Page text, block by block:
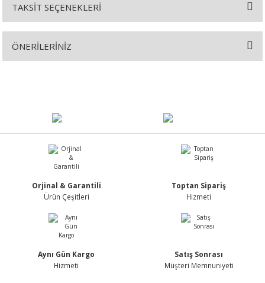
TAKSİT SEÇENEKLERİ
ÖNERİLERİNİZ
Ürün açıklamasında eksik bilgiler bulunuyor.
Ürün bilgilerinde hatalar bulunuyor.
Ürün fiyatı diğer sitelerden daha pahalı.
Bu ürüne benzer farklı alternatifler olmalı.
Orjinal & Garantili
Ürün Çeşitleri
Toptan Sipariş
Hizmeti
Aynı Gün Kargo
Hizmeti
Satış Sonrası
Müşteri Memnuniyeti